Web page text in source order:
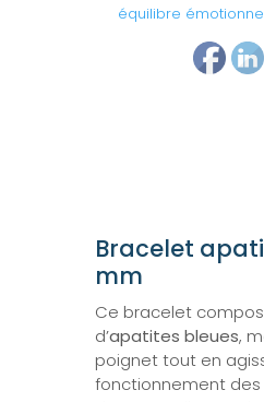
équilibre
Bracelet
mm
Ce bracelet
d’apatites bleues,
poignet tout en
fonctionnement